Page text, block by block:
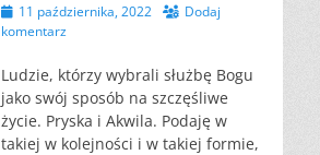
Opublikowano
11 października, 2022
Dodaj
komentarz
Ludzie, którzy wybrali służbę Bogu
jako swój sposób na szczęśliwe
życie. Pryska i Akwila. Podaję w
takiej w kolejności i w takiej formie,